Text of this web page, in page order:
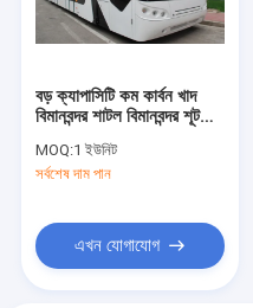
বড় ক্যাপাসিটি কম কার্বন খাদ
বিমানবন্দর শাটল বিমানবন্দর শূট
MOQ:1 ইউনিট
সর্বশেষ দাম পান
এখন যোগাযোগ